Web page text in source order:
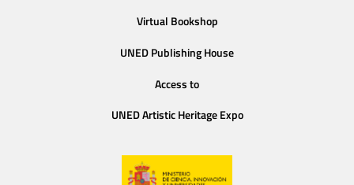
Virtual Bookshop
UNED Publishing House
Access to
UNED Artistic Heritage Expo